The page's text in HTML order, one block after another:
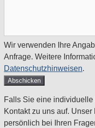
Wir verwenden Ihre
Anfrage. Weitere
Datenschutzhinweisen.
Falls Sie eine
Kontakt zu uns auf.
persönlich bei Ihren